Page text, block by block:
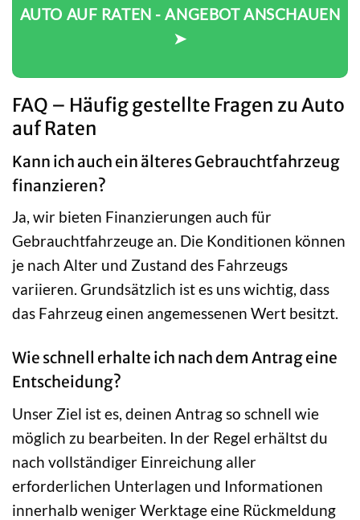
AUTO AUF RATEN - ANGEBOT ANSCHAUEN
➤
FAQ – Häufig gestellte Fragen zu Auto
auf Raten
Kann ich auch ein älteres Gebrauchtfahrzeug
finanzieren?
Ja, wir bieten Finanzierungen auch für
Gebrauchtfahrzeuge an. Die Konditionen können
je nach Alter und Zustand des Fahrzeugs
variieren. Grundsätzlich ist es uns wichtig, dass
das Fahrzeug einen angemessenen Wert besitzt.
Wie schnell erhalte ich nach dem Antrag eine
Entscheidung?
Unser Ziel ist es, deinen Antrag so schnell wie
möglich zu bearbeiten. In der Regel erhältst du
nach vollständiger Einreichung aller
erforderlichen Unterlagen und Informationen
innerhalb weniger Werktage eine Rückmeldung